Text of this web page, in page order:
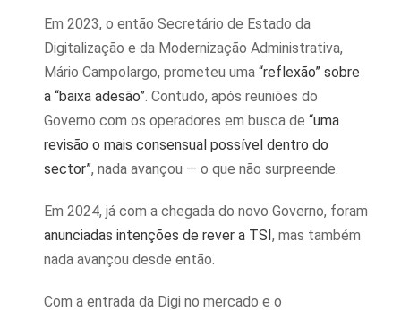
Em 2023, o então Secretário de Estado da
Digitalização e da Modernização Administrativa,
Mário Campolargo, prometeu uma “reflexão” sobre
a “baixa adesão”. Contudo, após reuniões do
Governo com os operadores em busca de “uma
revisão o mais consensual possível dentro do
sector”, nada avançou — o que não surpreende.
Em 2024, já com a chegada do novo Governo, foram
anunciadas intenções de rever a TSI, mas também
nada avançou desde então.
Com a entrada da Digi no mercado e o